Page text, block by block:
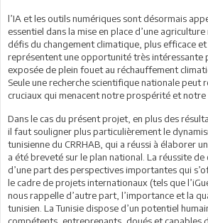
l’IA et les outils numériques sont désormais
essentiel dans la mise en place d’une
défis du changement climatique, plus efficace
représentent une opportunité très intéressante
exposée de plein fouet au réchauffement
Seule une recherche scientifique nationale peut
cruciaux qui menacent notre prospérité et notre
Dans le cas du présent projet, en plus des
il faut souligner plus particulièrement le
tunisienne du CRRHAB, qui a réussi à élaborer
a été breveté sur le plan national. La réussite
d’une part des perspectives importantes qui
le cadre de projets internationaux (tels que
nous rappelle d’autre part, l’importance et la
tunisien. La Tunisie dispose d’un potentiel
compétents, entreprenants, doués et capables